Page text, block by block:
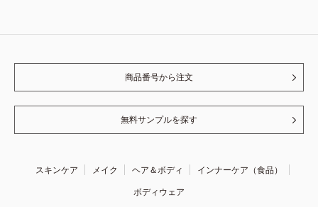
商品番号から注文
無料サンプルを探す
スキンケア メイク ヘア＆ボディ
インナーケア（食品）
ボディウェア